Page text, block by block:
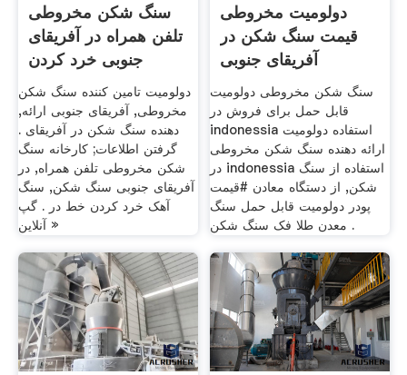
سنگ شکن مخروطی
تلفن همراه در آفریقای
جنوبی خرد کردن
دولومیت تامین کننده سنگ شکن
مخروطی, آفریقای جنوبی ارائه,
دهنده سنگ شکن در آفریقای .
گرفتن اطلاعات; کارخانه سنگ
شکن مخروطی تلفن همراه, در
آفریقای جنوبی سنگ شکن, سنگ
آهک خرد کردن خط در . گپ
آنلاین »
دولومیت مخروطی
قیمت سنگ شکن در
آفریقای جنوبی
سنگ شکن مخروطی دولومیت
قابل حمل برای فروش در
indonessia استفاده دولومیت
ارائه دهنده سنگ شکن مخروطی
در indonessia استفاده از سنگ
شکن, از دستگاه معادن #قیمت
پودر دولومیت قابل حمل سنگ
معدن طلا فک سنگ شکن .